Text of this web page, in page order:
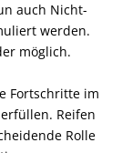
auch Nicht-
werden.
möglich.
Fortschritte im
Reifen
Rolle